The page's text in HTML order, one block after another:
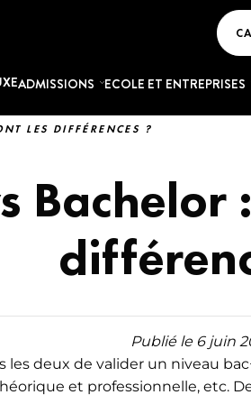
Publié le 6 juin
deux de valider un niveau
et professionnelle, etc.
SERVICES ET AVANTAGES
LES AVIS DES ÉTUDIANTS
GLOSSAIRE
MARKETING DU LUXE
DU LUXE - BIJOUTERIE ET
DU LUXE - COSMÉTIQUES ET
ADMISSIONS ECOLE ET ENTREPRISES
LES DIFFÉRENCES ?